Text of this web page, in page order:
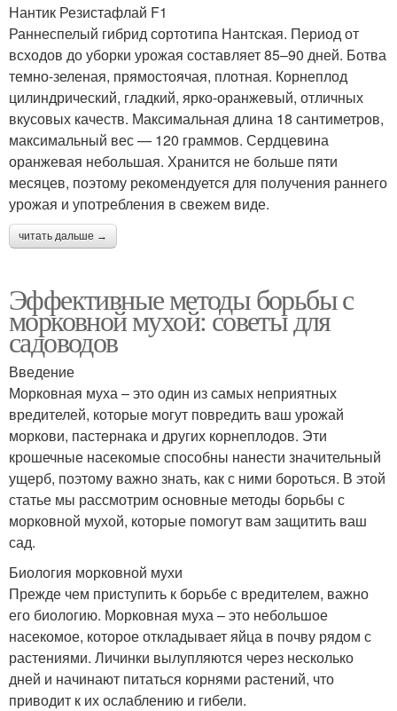
Нантик Резистафлай F1
Раннеспелый гибрид сортотипа Нантская. Период от
всходов до уборки урожая составляет 85–90 дней. Ботва
темно-зеленая, прямостоячая, плотная. Корнеплод
цилиндрический, гладкий, ярко-оранжевый, отличных
вкусовых качеств. Максимальная длина 18 сантиметров,
максимальный вес — 120 граммов. Сердцевина
оранжевая небольшая. Хранится не больше пяти
месяцев, поэтому рекомендуется для получения раннего
урожая и употребления в свежем виде.
читать дальше →
Эффективные методы борьбы с
морковной мухой: советы для
садоводов
Введение
Морковная муха – это один из самых неприятных
вредителей, которые могут повредить ваш урожай
моркови, пастернака и других корнеплодов. Эти
крошечные насекомые способны нанести значительный
ущерб, поэтому важно знать, как с ними бороться. В этой
статье мы рассмотрим основные методы борьбы с
морковной мухой, которые помогут вам защитить ваш
сад.
Биология морковной мухи
Прежде чем приступить к борьбе с вредителем, важно
его биологию. Морковная муха – это небольшое
насекомое, которое откладывает яйца в почву рядом с
растениями. Личинки вылупляются через несколько
дней и начинают питаться корнями растений, что
приводит к их ослаблению и гибели.